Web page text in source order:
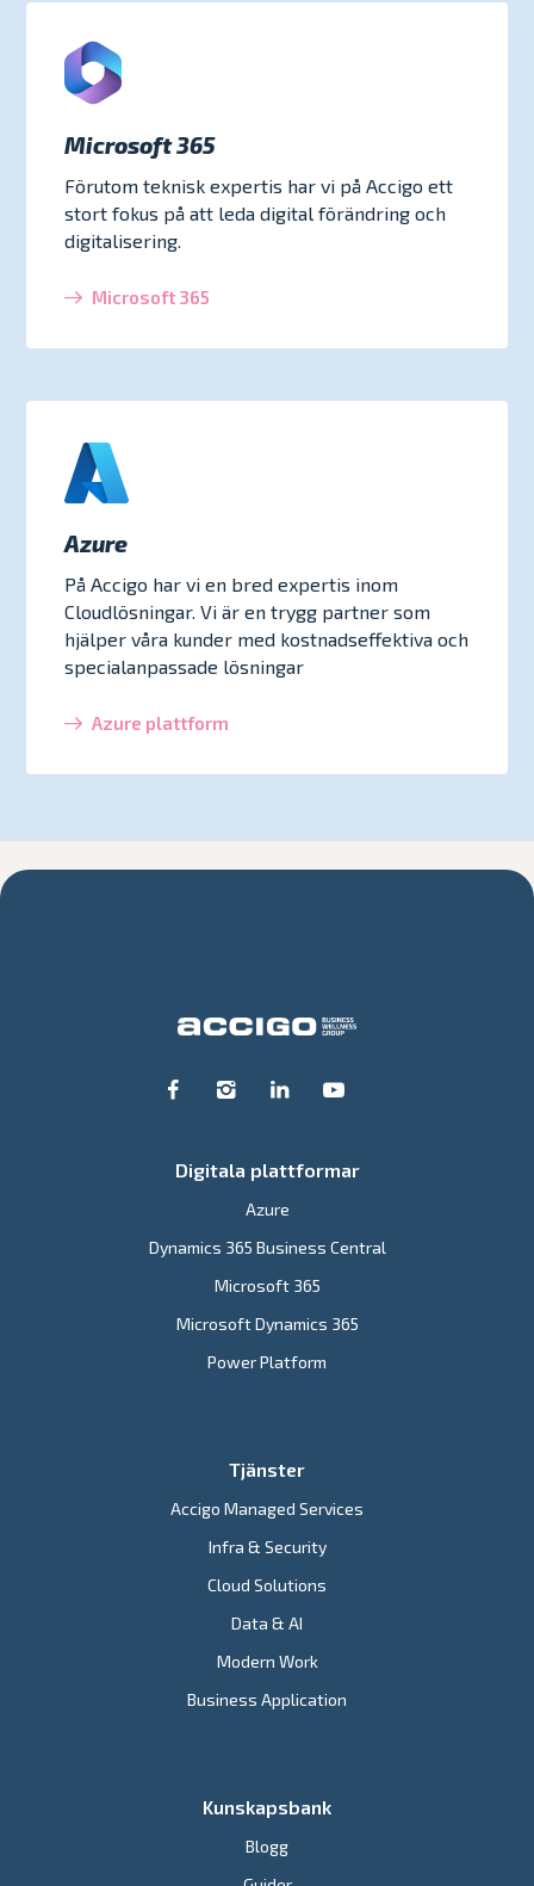
Microsoft 365
Förutom teknisk expertis har vi på Accigo ett
stort fokus på att leda digital förändring och
digitalisering.
Microsoft 365
Azure
På Accigo har vi en bred expertis inom
Cloudlösningar. Vi är en trygg partner som
hjälper våra kunder med kostnadseffektiva och
specialanpassade lösningar
Azure plattform
Digitala plattformar
Azure
Dynamics 365 Business Central
Microsoft 365
Microsoft Dynamics 365
Power Platform
Tjänster
Accigo Managed Services
Infra & Security
Cloud Solutions
Data & AI
Modern Work
Business Application
Kunskapsbank
Blogg